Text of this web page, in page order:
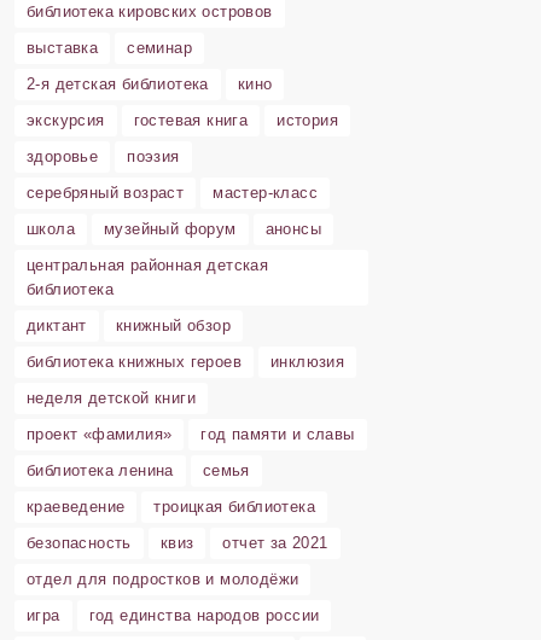
библиотека кировских островов
выставка
семинар
2-я детская библиотека
кино
экскурсия
гостевая книга
история
здоровье
поэзия
серебряный возраст
мастер-класс
школа
музейный форум
анонсы
центральная районная детская
библиотека
диктант
книжный обзор
библиотека книжных героев
инклюзия
неделя детской книги
проект «фамилия»
год памяти и славы
библиотека ленина
семья
краеведение
троицкая библиотека
безопасность
квиз
отчет за 2021
отдел для подростков и молодёжи
игра
год единства народов россии